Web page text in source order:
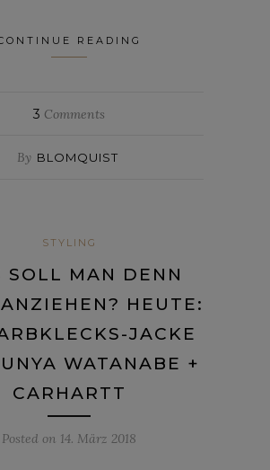
READING
3 Comments
By BLOMQUIST
STYLING
SOLL MAN DENN
HEUTE:
JACKE
WATANABE +
CARHARTT
Posted on 14. März 2018